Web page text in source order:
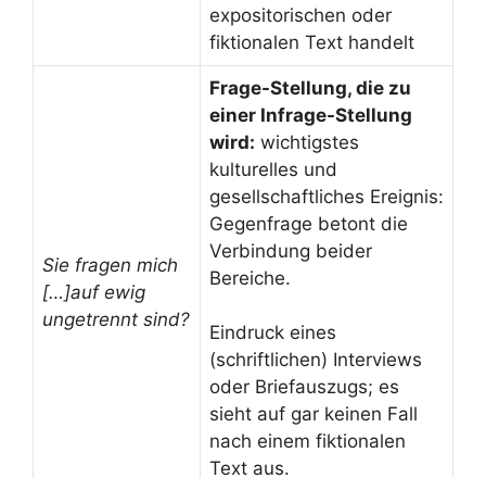
expositorischen oder
fiktionalen Text handelt
Sie fragen mich
[…]auf ewig
ungetrennt sind?
Frage-Stellung, die zu
einer Infrage-Stellung
wird: wichtigstes
kulturelles und
gesellschaftliches Ereignis:
Gegenfrage betont die
Verbindung beider
Bereiche.
Eindruck eines
(schriftlichen) Interviews
oder Briefauszugs; es
sieht auf gar keinen Fall
nach einem fiktionalen
Text aus.